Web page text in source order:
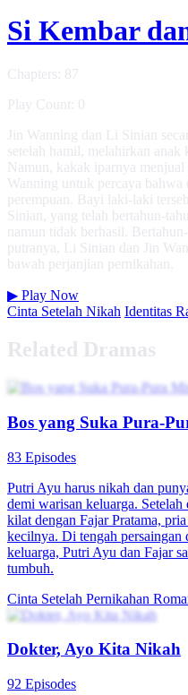
Si Kembar
Chapters: 87
Play Count: 0
Jin Wanning dan Li Sinian
setelah hamil, melahirkan anak
Namun, kakak iparnya
Wanning untuk percaya bahwa
perempuan. Bayi laki-laki
Sinian, yang telah bertahun-
namun tidak berhasil.
putranya, Li Sinian dan Jin
bawah perjanjian pernikahan.
▶ Play Now
Cinta Setelah Nikah Identitas
Related Dramas
Bos yang Suka Pura-
83 Episodes
Putri Ayu harus nikah dan
demi warisan keluarga.
kilat dengan Fajar Pratama,
kecilnya. Di tengah
keluarga, Putri Ayu dan Fajar
tumbuh.
Cinta Setelah Pernikahan
Dokter, Ayo Kita Nikah
92 Episodes